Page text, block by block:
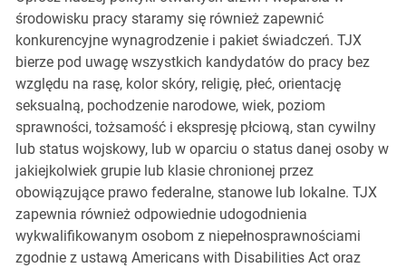
środowisku pracy staramy się również zapewnić
konkurencyjne wynagrodzenie i pakiet świadczeń. TJX
bierze pod uwagę wszystkich kandydatów do pracy bez
względu na rasę, kolor skóry, religię, płeć, orientację
seksualną, pochodzenie narodowe, wiek, poziom
sprawności, tożsamość i ekspresję płciową, stan cywilny
lub status wojskowy, lub w oparciu o status danej osoby w
jakiejkolwiek grupie lub klasie chronionej przez
obowiązujące prawo federalne, stanowe lub lokalne. TJX
zapewnia również odpowiednie udogodnienia
wykwalifikowanym osobom z niepełnosprawnościami
zgodnie z ustawą Americans with Disabilities Act oraz